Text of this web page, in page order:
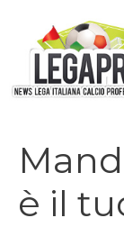
contenuto
è il